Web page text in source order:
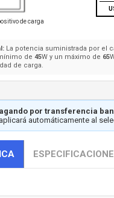
de carga
La potencia suministrada por el
de 45W y un máximo de 65
de carga.
por transferencia
automáticamente al